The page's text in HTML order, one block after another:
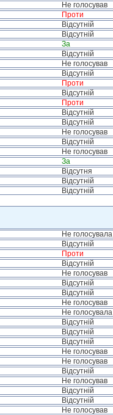
Не голосував
Проти
Відсутній
Відсутній
За
Відсутній
Не голосував
Відсутній
Проти
Відсутній
Проти
Відсутній
Відсутній
Не голосував
Відсутній
Не голосував
За
Відсутня
Відсутній
Відсутній
Не голосувала
Відсутній
Проти
Відсутній
Не голосував
Відсутній
Відсутній
Не голосував
Не голосувала
Відсутній
Відсутній
Відсутній
Не голосував
Не голосував
Відсутній
Не голосував
Відсутній
Відсутній
Не голосував